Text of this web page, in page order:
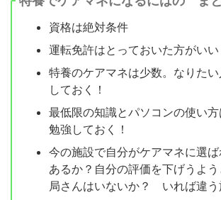
資格は絶対条件
運転免許はとっておいた方がいい
特養のケアマネは少数。なりた
しておく！
最低限の知識とパソコンの使い
勉強しておく！
今の施設で自分がケアマネに選
あるか？自分の評価を下げうよ
局さんはいないか？ いれば違う